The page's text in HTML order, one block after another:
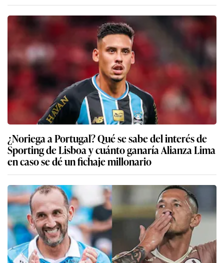
¿Noriega a Portugal? Qué se sabe del interés de
Sporting de Lisboa y cuánto ganaría Alianza Lima
en caso se dé un fichaje millonario